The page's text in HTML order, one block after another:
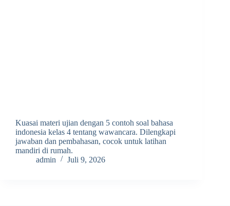
Kuasai materi ujian dengan 5 contoh soal bahasa
indonesia kelas 4 tentang wawancara. Dilengkapi
jawaban dan pembahasan, cocok untuk latihan
mandiri di rumah.
admin
Juli 9, 2026